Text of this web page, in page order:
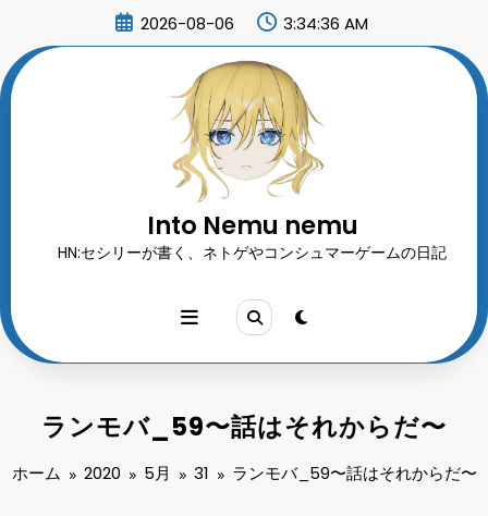
ン
ツ
2026-08-06 3:34:38 AM
Into Nemu nemu
HN:セシリーが書く、ネトゲやコンシュマーゲームの日記
ランモバ_59〜話はそれからだ〜
ホーム 2020 5月 31 ランモバ_59〜話はそれからだ〜